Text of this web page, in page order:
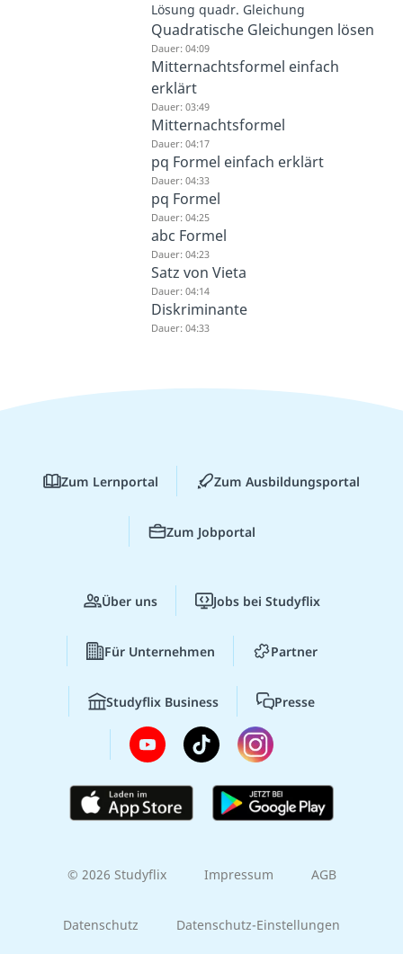
Lösung quadr. Gleichung
Quadratische Gleichungen lösen
Dauer: 04:09
Mitternachtsformel einfach
erklärt
Dauer: 03:49
Mitternachtsformel
Dauer: 04:17
pq Formel einfach erklärt
Dauer: 04:33
pq Formel
Dauer: 04:25
abc Formel
Dauer: 04:23
Satz von Vieta
Dauer: 04:14
Diskriminante
Dauer: 04:33
Zum Lernportal Zum Ausbildungsportal
Zum Jobportal
Über uns Jobs bei Studyflix
Für Unternehmen Partner
Studyflix Business Presse
© 2026 Studyflix Impressum AGB
Datenschutz Datenschutz-Einstellungen